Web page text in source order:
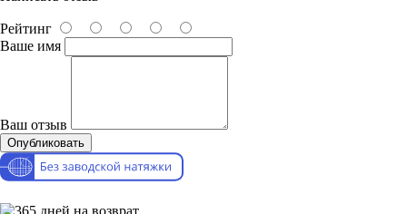
Рейтинг
Ваше имя
Ваш отзыв
Опубликовать